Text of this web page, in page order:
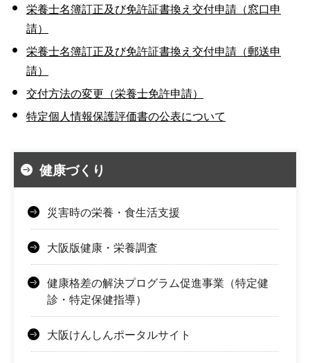
栄養士名簿訂正及び免許証書換え交付申請（窓口申
請）
栄養士名簿訂正及び免許証書換え交付申請（郵送申
請）
交付方法の変更（栄養士免許申請）
特定個人情報保護評価書の公表について
健康づくり
災害時の栄養・食生活支援
大阪版健康・栄養調査
健康格差の解決プログラム促進事業（特定健
診・特定保健指導）
大阪けんしんポータルサイト